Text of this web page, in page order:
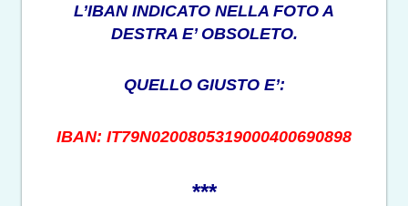
L’IBAN INDICATO NELLA FOTO A
DESTRA E’ OBSOLETO.
QUELLO GIUSTO E’:
IBAN: IT79N0200805319000400690898
***